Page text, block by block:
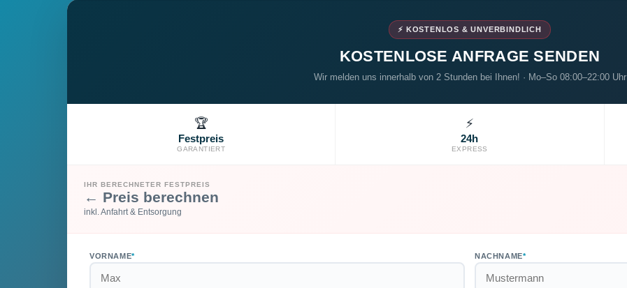
⚡ KOSTENLOS & UNVERBINDLICH
KOSTENLOSE ANFRAGE SENDEN
Wir melden uns innerhalb von 2 Stunden bei Ihnen! · Mo–So 08:00–22:00 Uhr
🏆
Festpreis
GARANTIERT
⚡
24h
EXPRESS
IHR BERECHNETER FESTPREIS
← Preis berechnen
inkl. Anfahrt & Entsorgung
VORNAME* NACHNAME*